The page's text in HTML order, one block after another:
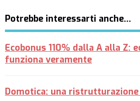
Potrebbe interessarti anche…
Ecobonus 110% dalla A alla Z:
funziona veramente
Domotica: una